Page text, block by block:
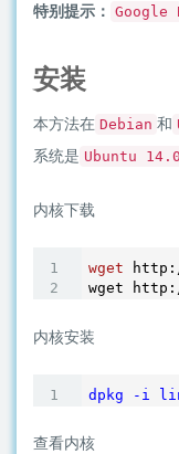
特别提示： Google
安装
本方法在 Debian 和
系统是 Ubuntu
内核下载
wget
wget
内核安装
dpkg -i
查看内核